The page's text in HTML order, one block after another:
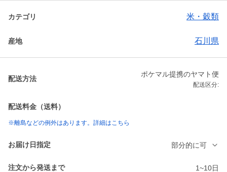
カテゴリ 米・穀類
産地 石川県
配送方法
ポケマル提携のヤマト便
配送区分:
配送料金（送料）
※離島などの例外はあります。詳細はこちら
お届け日指定 部分的に可
注文から発送まで 1~10日